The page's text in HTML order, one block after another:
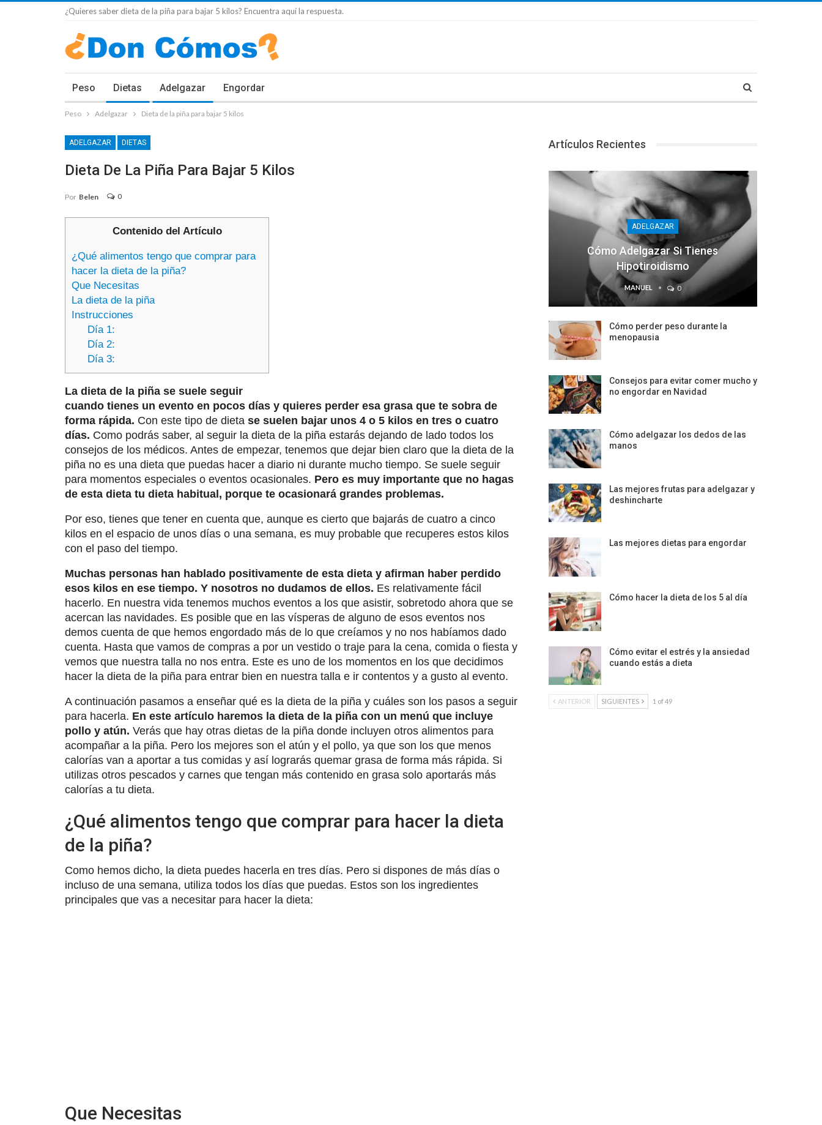
¿Quieres saber dieta de la piña para bajar 5 kilos? Encuentra aquí la respuesta.
Peso Dietas Adelgazar Engordar
Peso Adelgazar Dieta de la piña para bajar 5 kilos
ADELGAZAR DIETAS
Dieta De La Piña Para Bajar 5 Kilos
Por Belen 0
Contenido del Artículo
¿Qué alimentos tengo que comprar para
hacer la dieta de la piña?
Que Necesitas
La dieta de la piña
Instrucciones
Día 1:
Día 2:
Día 3:
La dieta de la piña se suele seguir
cuando tienes un evento en pocos días y quieres perder esa grasa que te sobra de
forma rápida. Con este tipo de dieta se suelen bajar unos 4 o 5 kilos en tres o cuatro
días. Como podrás saber, al seguir la dieta de la piña estarás dejando de lado todos los
consejos de los médicos. Antes de empezar, tenemos que dejar bien claro que la dieta de la
piña no es una dieta que puedas hacer a diario ni durante mucho tiempo. Se suele seguir
para momentos especiales o eventos ocasionales. Pero es muy importante que no hagas
de esta dieta tu dieta habitual, porque te ocasionará grandes problemas.
Por eso, tienes que tener en cuenta que, aunque es cierto que bajarás de cuatro a cinco
kilos en el espacio de unos días o una semana, es muy probable que recuperes estos kilos
con el paso del tiempo.
Muchas personas han hablado positivamente de esta dieta y afirman haber perdido
esos kilos en ese tiempo. Y nosotros no dudamos de ellos. Es relativamente fácil
hacerlo. En nuestra vida tenemos muchos eventos a los que asistir, sobretodo ahora que se
acercan las navidades. Es posible que en las vísperas de alguno de esos eventos nos
demos cuenta de que hemos engordado más de lo que creíamos y no nos habíamos dado
cuenta. Hasta que vamos de compras a por un vestido o traje para la cena, comida o fiesta y
vemos que nuestra talla no nos entra. Este es uno de los momentos en los que decidimos
hacer la dieta de la piña para entrar bien en nuestra talla e ir contentos y a gusto al evento.
A continuación pasamos a enseñar qué es la dieta de la piña y cuáles son los pasos a seguir
para hacerla. En este artículo haremos la dieta de la piña con un menú que incluye
pollo y atún. Verás que hay otras dietas de la piña donde incluyen otros alimentos para
acompañar a la piña. Pero los mejores son el atún y el pollo, ya que son los que menos
calorías van a aportar a tus comidas y así lograrás quemar grasa de forma más rápida. Si
utilizas otros pescados y carnes que tengan más contenido en grasa solo aportarás más
calorías a tu dieta.
¿Qué alimentos tengo que comprar para hacer la dieta
de la piña?
Como hemos dicho, la dieta puedes hacerla en tres días. Pero si dispones de más días o
incluso de una semana, utiliza todos los días que puedas. Estos son los ingredientes
principales que vas a necesitar para hacer la dieta:
Que Necesitas
Artículos Recientes
ADELGAZAR
Cómo Adelgazar Si Tienes
Hipotiroidismo
MANUEL 0
Cómo perder peso durante la
menopausia
Consejos para evitar comer mucho y
no engordar en Navidad
Cómo adelgazar los dedos de las
manos
Las mejores frutas para adelgazar y
deshincharte
Las mejores dietas para engordar
Cómo hacer la dieta de los 5 al día
Cómo evitar el estrés y la ansiedad
cuando estás a dieta
ANTERIOR SIGUIENTES 1 of 49